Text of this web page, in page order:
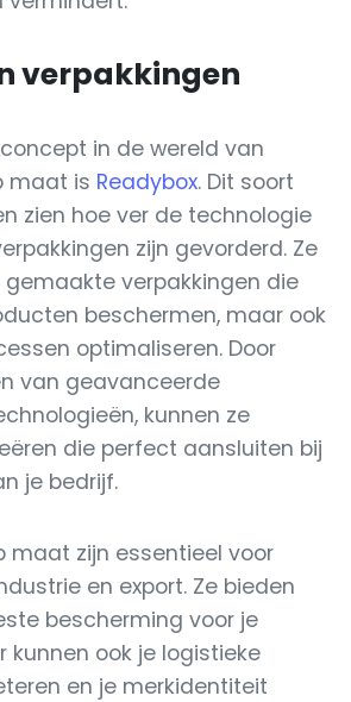
verpakkingen
in de wereld van
maat is Readybox. Dit soort
zien hoe ver de technologie
zijn gevorderd. Ze
verpakkingen die
beschermen, maar ook
optimaliseren. Door
van geavanceerde
kunnen ze
die perfect aansluiten bij
je bedrijf.
maat zijn essentieel voor
en export. Ze bieden
bescherming voor je
kunnen ook je logistieke
en je merkidentiteit